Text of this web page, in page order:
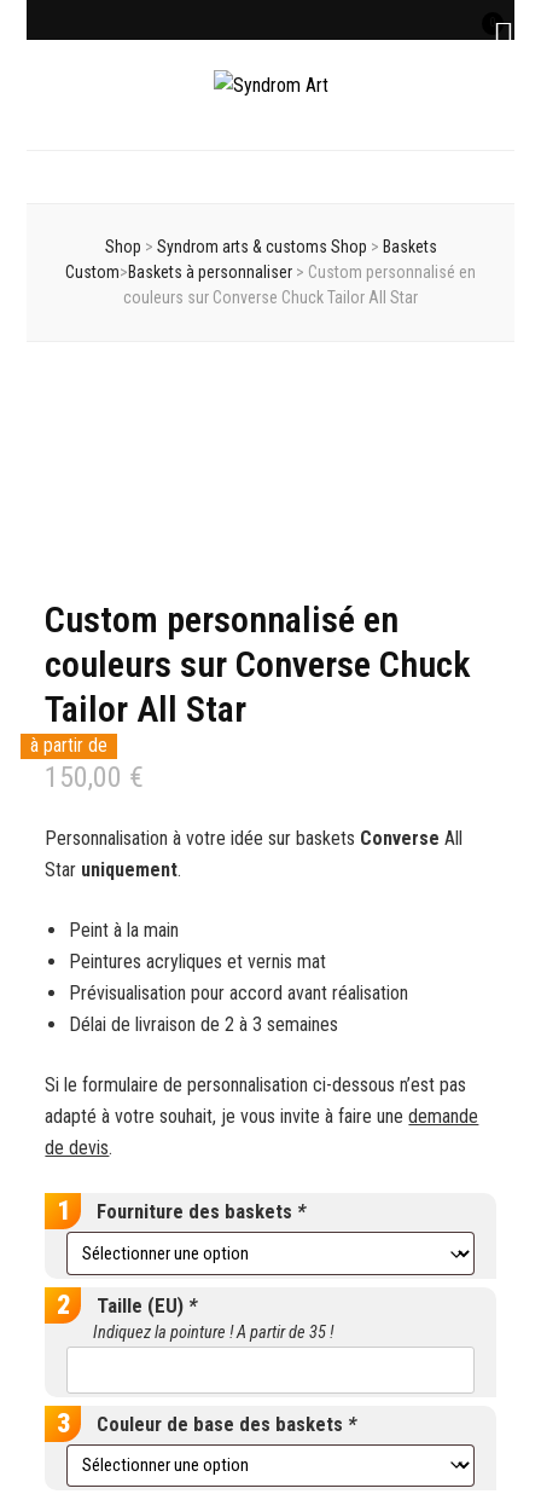
0
Shop > Syndrom arts & customs Shop > Baskets
Custom>Baskets à personnaliser > Custom personnalisé en
couleurs sur Converse Chuck Tailor All Star
Custom personnalisé en
couleurs sur Converse Chuck
Tailor All Star
150,00 €
Personnalisation à votre idée sur baskets Converse All
Star uniquement.
Peint à la main
Peintures acryliques et vernis mat
Prévisualisation pour accord avant réalisation
Délai de livraison de 2 à 3 semaines
Si le formulaire de personnalisation ci-dessous n’est pas
adapté à votre souhait, je vous invite à faire unedemande
de devis.
Fourniture des baskets *
Taille (EU) *
Indiquez la pointure ! A partir de 35 !
Couleur de base des baskets *